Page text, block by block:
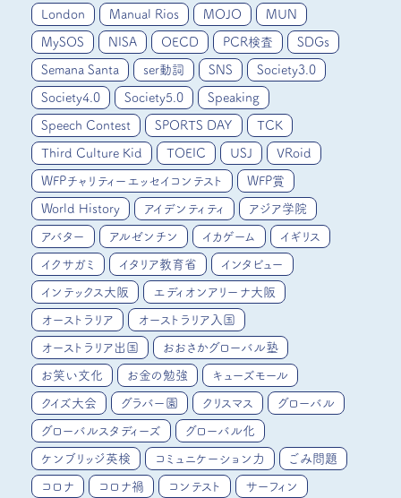
London Manual Rios MOJO MUN
MySOS NISA OECD PCR検査 SDGs
Semana Santa ser動詞 SNS Society3.0
Society4.0 Society5.0 Speaking
Speech Contest SPORTS DAY TCK
Third Culture Kid TOEIC USJ VRoid
WFPチャリティーエッセイコンテスト WFP賞
World History アイデンティティ アジア学院
アバター アルゼンチン イカゲーム イギリス
イクサガミ イタリア教育省 インタビュー
インテックス大阪 エディオンアリーナ大阪
オーストラリア オーストラリア入国
オーストラリア出国 おおさかグローバル塾
お笑い文化 お金の勉強 キューズモール
クイズ大会 グラバー園 クリスマス グローバル
グローバルスタディーズ グローバル化
ケンブリッジ英検 コミュニケーション力 ごみ問題
コロナ コロナ禍 コンテスト サーフィン